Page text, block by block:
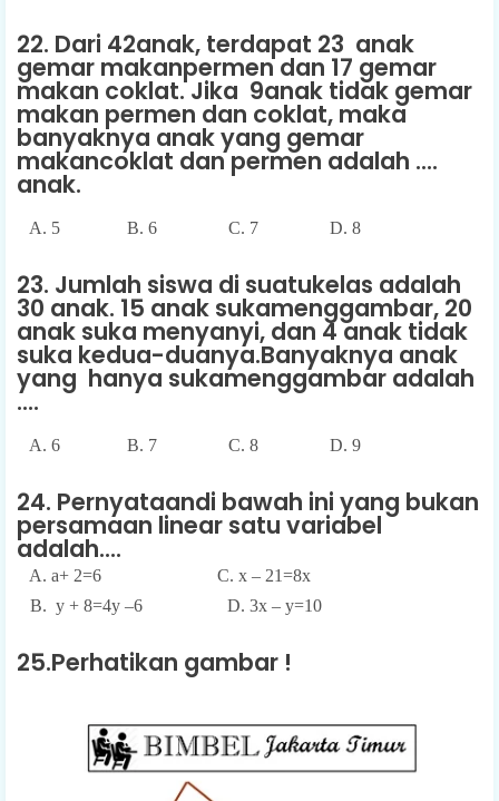
22. Dari 42anak, terdapat 23 anak
gemar makanpermen dan 17 gemar
makan coklat. Jika 9anak tidak gemar
makan permen dan coklat, maka
banyaknya anak yang gemar
makancoklat dan permen adalah ....
anak.
A. 5 B. 6 C. 7 D. 8
23. Jumlah siswa di suatukelas adalah
30 anak. 15 anak sukamenggambar, 20
anak suka menyanyi, dan 4 anak tidak
suka kedua-duanya.Banyaknya anak
yang hanya sukamenggambar adalah
....
A. 6 B. 7 C. 8 D. 9
24. Pernyataandi bawah ini yang bukan
persamaan linear satu variabel
adalah....
A. a+ 2=6 C. x – 21=8x
B. y + 8=4y –6 D. 3x – y=10
25.Perhatikan gambar !